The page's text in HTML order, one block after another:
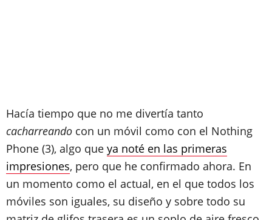
Hacía tiempo que no me divertía tanto
cacharreando con un móvil como con el Nothing
Phone (3), algo que ya noté en las primeras
impresiones, pero que he confirmado ahora. En
un momento como el actual, en el que todos los
móviles son iguales, su diseño y sobre todo su